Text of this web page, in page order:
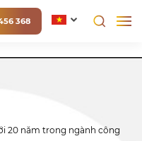
098 3456 368
20 năm trong ngành công